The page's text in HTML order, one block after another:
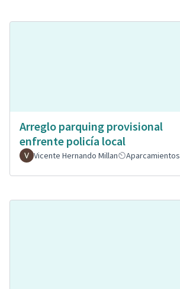
Arreglo parquing provisional
enfrente policía local
Vicente Hernando Millan Aparcamientos